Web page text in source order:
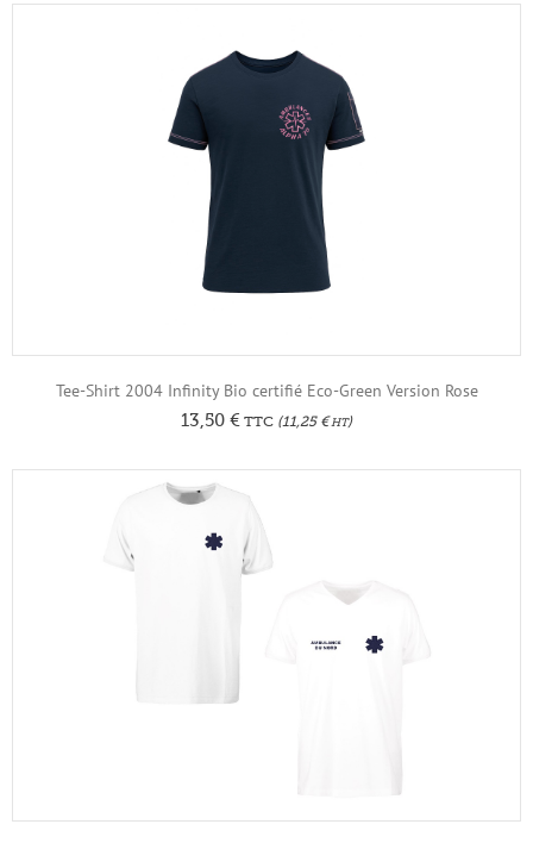
Tee-Shirt 2004 Infinity Bio certifié Eco-Green Version Rose
13,50 € TTC (11,25 €HT)